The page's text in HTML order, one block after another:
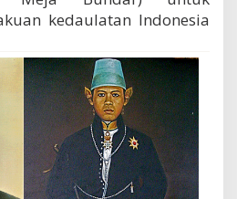
I
o
n
e
i
a
kedaulatan Indonesia